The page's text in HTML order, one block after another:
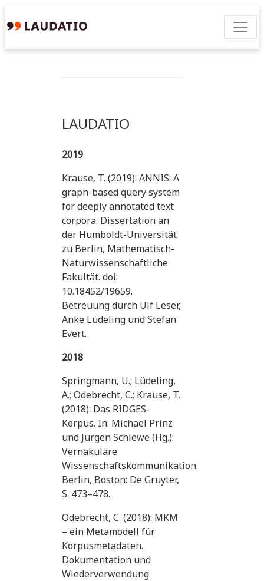
LAUDATIO
2019
Krause, T. (2019): ANNIS: A
graph-based query system
for deeply annotated text
corpora. Dissertation an
der Humboldt-Universität
zu Berlin, Mathematisch-
Naturwissenschaftliche
Fakultät. doi:
10.18452/19659.
Betreuung durch Ulf Leser,
Anke Lüdeling und Stefan
Evert.
2018
Springmann, U.; Lüdeling,
A.; Odebrecht, C.; Krause, T.
(2018): Das RIDGES-
Korpus. In: Michael Prinz
und Jürgen Schiewe (Hg.):
Vernakuläre
Wissenschaftskommunikation.
Berlin, Boston: De Gruyter,
S. 473–478.
Odebrecht, C. (2018): MKM
– ein Metamodell für
Korpusmetadaten.
Dokumentation und
Wiederverwendung